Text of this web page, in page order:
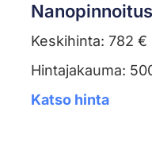
Nanopinnoitus
Keskihinta: 782 €
Hintajakauma:
Katso hinta